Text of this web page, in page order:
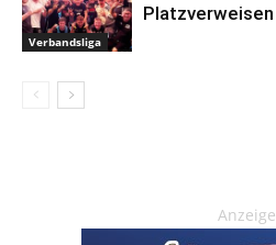
Verbandsliga
Platzverweisen
Anzeige